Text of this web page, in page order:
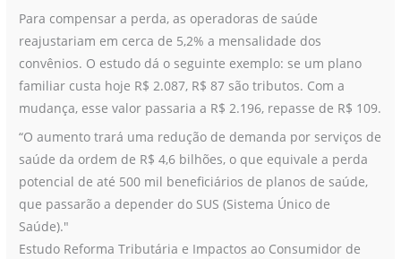
Para compensar a perda, as operadoras de saúde
reajustariam em cerca de 5,2% a mensalidade dos
convênios. O estudo dá o seguinte exemplo: se um plano
familiar custa hoje R$ 2.087, R$ 87 são tributos. Com a
mudança, esse valor passaria a R$ 2.196, repasse de R$ 109.
“O aumento trará uma redução de demanda por serviços de
saúde da ordem de R$ 4,6 bilhões, o que equivale a perda
potencial de até 500 mil beneficiários de planos de saúde,
que passarão a depender do SUS (Sistema Único de
Saúde)."
Estudo Reforma Tributária e Impactos ao Consumidor de